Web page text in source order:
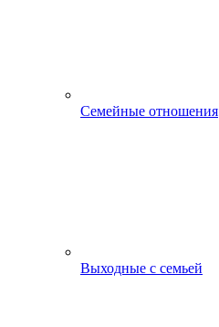
Семейные отношения
Выходные с семьей